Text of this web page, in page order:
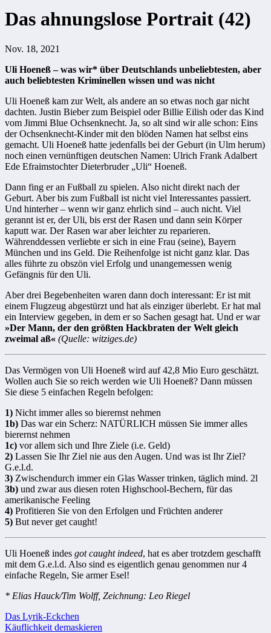
Das ahnungslose Portrait (42)
Nov. 18, 2021
Uli Hoeneß – was wir* über Deutschlands unbeliebtesten, aber
auch beliebtesten Kriminellen wissen und was nicht
Uli Hoeneß kam zur Welt, als andere an so etwas noch gar nicht
dachten. Justin Bieber zum Beispiel oder Billie Eilish oder das Kind
vom Jimmi Blue Ochsenknecht. Ja, so alt sind wir alle schon: Eins
der Ochsenknecht-Kinder mit den blöden Namen hat selbst eins
gemacht. Uli Hoeneß hatte jedenfalls bei der Geburt (in Ulm herum)
noch einen vernünftigen deutschen Namen: Ulrich Frank Adalbert
Ede Efraimstochter Dieterbruder „Uli“ Hoeneß.
Dann fing er an Fußball zu spielen. Also nicht direkt nach der
Geburt. Aber bis zum Fußball ist nicht viel Interessantes passiert.
Und hinterher – wenn wir ganz ehrlich sind – auch nicht. Viel
gerannt ist er, der Uli, bis erst der Rasen und dann sein Körper
kaputt war. Der Rasen war aber leichter zu reparieren.
Währenddessen verliebte er sich in eine Frau (seine), Bayern
München und ins Geld. Die Reihenfolge ist nicht ganz klar. Das
alles führte zu obszön viel Erfolg und unangemessen wenig
Gefängnis für den Uli.
Aber drei Begebenheiten waren dann doch interessant: Er ist mit
einem Flugzeug abgestürzt und hat als einziger überlebt. Er hat mal
ein Interview gegeben, in dem er so Sachen gesagt hat. Und er war
»Der Mann, der den größten Hackbraten der Welt gleich
zweimal aß« (Quelle: witziges.de)
Das Vermögen von Uli Hoeneß wird auf 42,8 Mio Euro geschätzt.
Wollen auch Sie so reich werden wie Uli Hoeneß? Dann müssen
Sie diese 5 einfachen Regeln befolgen:
1) Nicht immer alles so bierernst nehmen
1b) Das war ein Scherz: NATÜRLICH müssen Sie immer alles
bierernst nehmen
1c) vor allem sich und Ihre Ziele (i.e. Geld)
2) Lassen Sie Ihr Ziel nie aus den Augen. Und was ist Ihr Ziel?
G.e.l.d.
3) Zwischendurch immer ein Glas Wasser trinken, täglich mind. 2l
3b) und zwar aus diesen roten Highschool-Bechern, für das
amerikanische Feeling
4) Profitieren Sie von den Erfolgen und Früchten anderer
5) But never get caught!
Uli Hoeneß indes got caught indeed, hat es aber trotzdem geschafft
mit dem G.e.l.d. Also sind es eigentlich genau genommen nur 4
einfache Regeln, Sie armer Esel!
* Elias Hauck/Tim Wolff, Zeichnung: Leo Riegel
Beitragsnavigation
Das Lyrik-Eckchen
Käuflichkeit demaskieren